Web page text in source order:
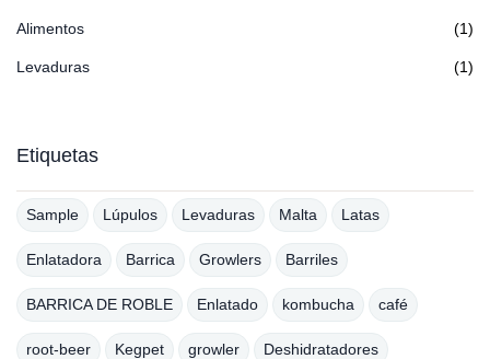
Alimentos (1)
Levaduras (1)
Etiquetas
Sample Lúpulos Levaduras Malta Latas
Enlatadora Barrica Growlers Barriles
BARRICA DE ROBLE Enlatado kombucha café
root-beer Kegpet growler Deshidratadores